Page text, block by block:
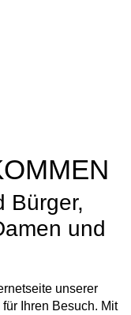
Bürger,
und
unserer
Ihren Besuch. Mit